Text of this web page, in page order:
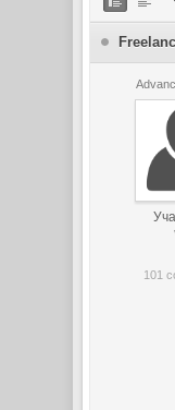
101